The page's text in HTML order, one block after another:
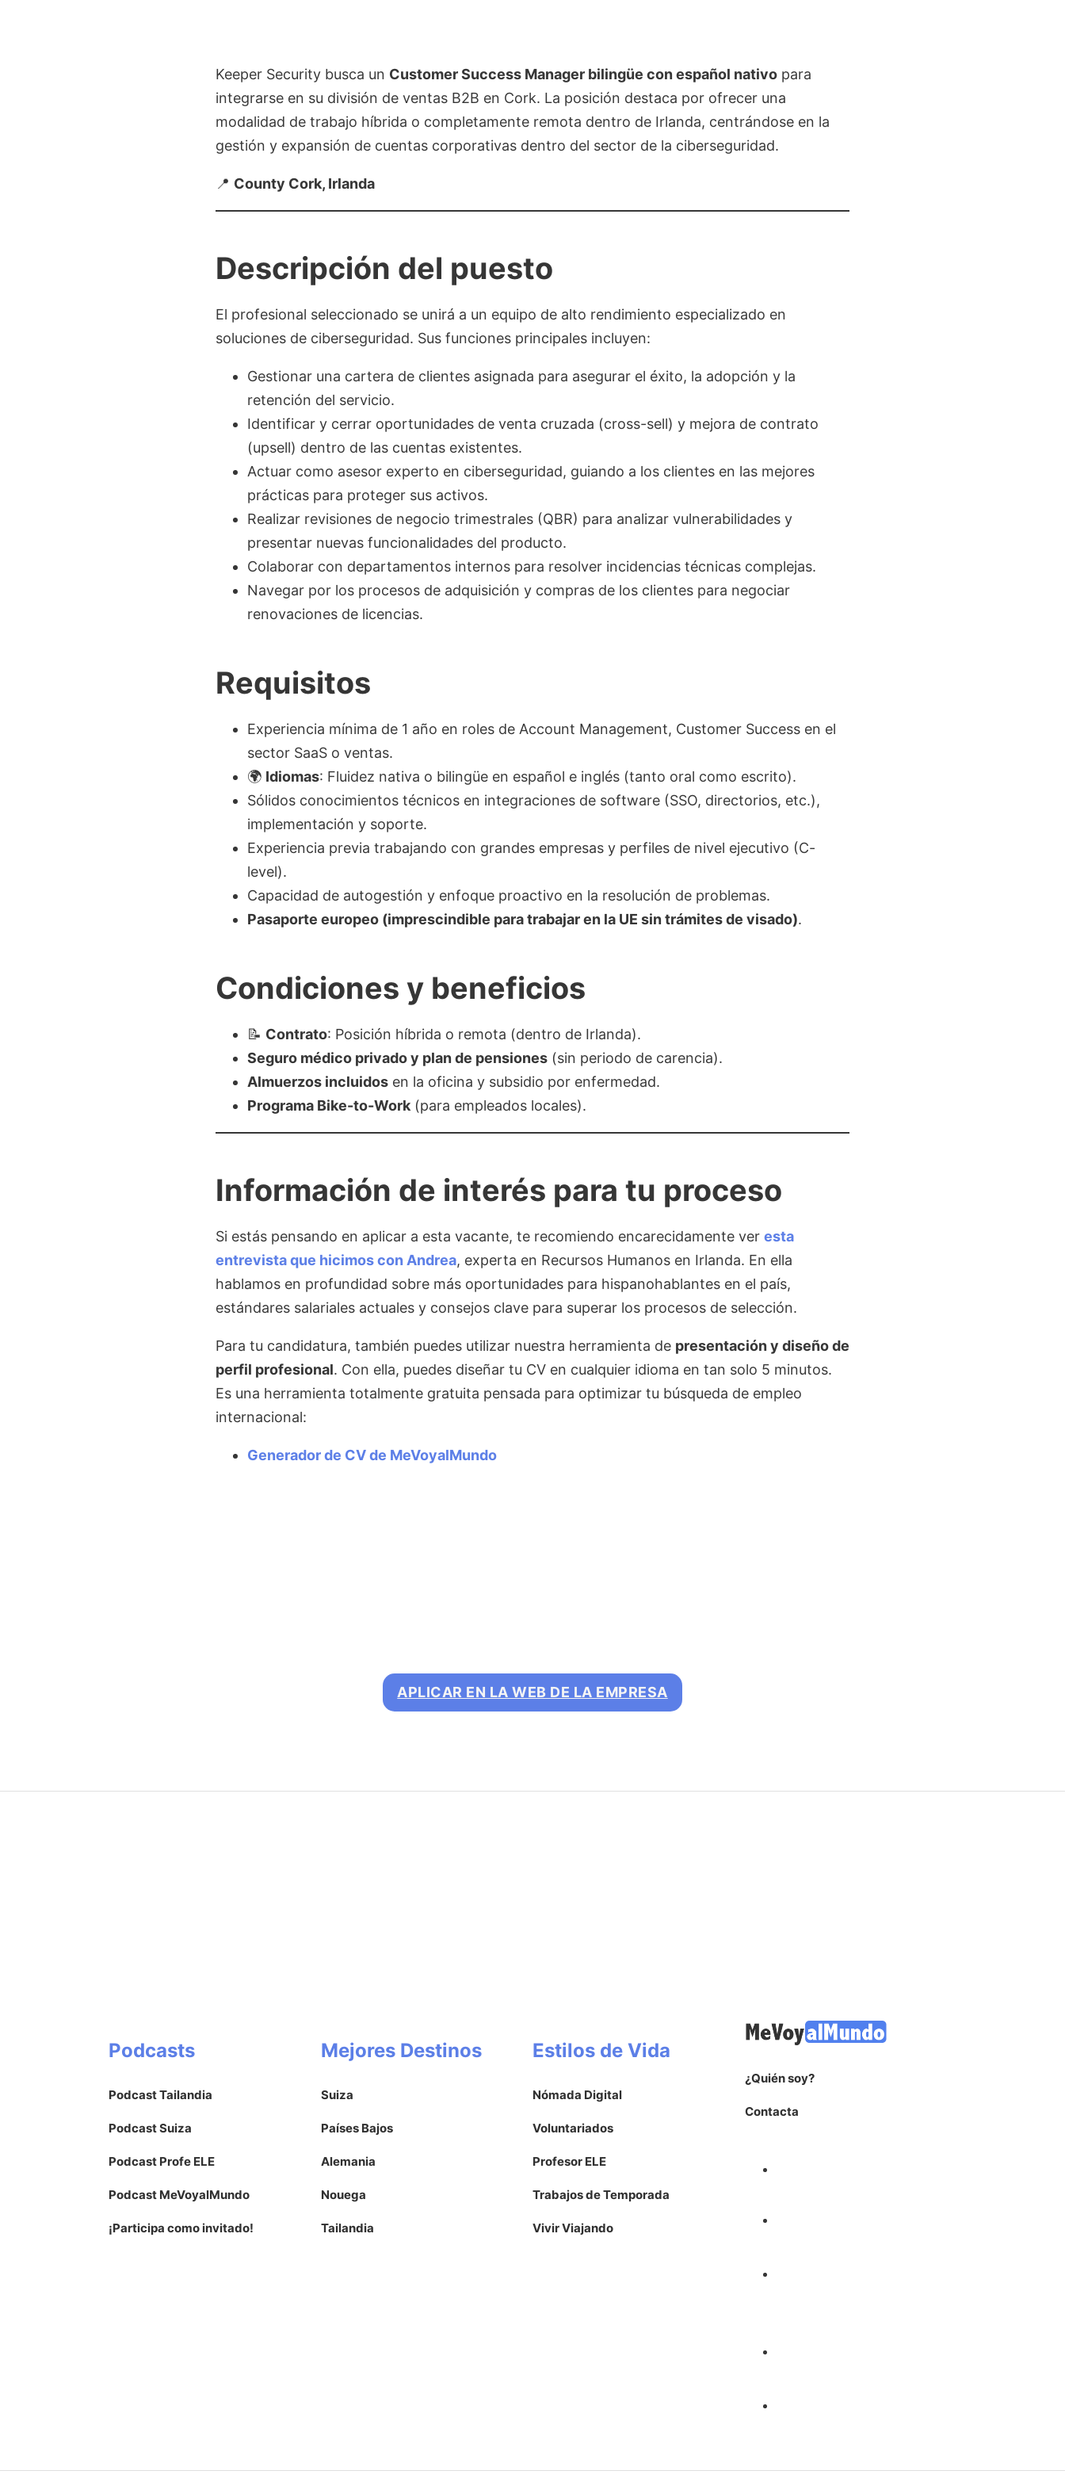
Keeper Security busca un Customer Success Manager bilingüe con español nativo para
integrarse en su división de ventas B2B en Cork. La posición destaca por ofrecer una
modalidad de trabajo híbrida o completamente remota dentro de Irlanda, centrándose en la
gestión y expansión de cuentas corporativas dentro del sector de la ciberseguridad.
📍 County Cork, Irlanda
Descripción del puesto
El profesional seleccionado se unirá a un equipo de alto rendimiento especializado en
soluciones de ciberseguridad. Sus funciones principales incluyen:
Gestionar una cartera de clientes asignada para asegurar el éxito, la adopción y la
retención del servicio.
Identificar y cerrar oportunidades de venta cruzada (cross-sell) y mejora de contrato
(upsell) dentro de las cuentas existentes.
Actuar como asesor experto en ciberseguridad, guiando a los clientes en las mejores
prácticas para proteger sus activos.
Realizar revisiones de negocio trimestrales (QBR) para analizar vulnerabilidades y
presentar nuevas funcionalidades del producto.
Colaborar con departamentos internos para resolver incidencias técnicas complejas.
Navegar por los procesos de adquisición y compras de los clientes para negociar
renovaciones de licencias.
Requisitos
Experiencia mínima de 1 año en roles de Account Management, Customer Success en el
sector SaaS o ventas.
🌍 Idiomas: Fluidez nativa o bilingüe en español e inglés (tanto oral como escrito).
Sólidos conocimientos técnicos en integraciones de software (SSO, directorios, etc.),
implementación y soporte.
Experiencia previa trabajando con grandes empresas y perfiles de nivel ejecutivo (C-
level).
Capacidad de autogestión y enfoque proactivo en la resolución de problemas.
Pasaporte europeo (imprescindible para trabajar en la UE sin trámites de visado).
Condiciones y beneficios
📝 Contrato: Posición híbrida o remota (dentro de Irlanda).
Seguro médico privado y plan de pensiones (sin periodo de carencia).
Almuerzos incluidos en la oficina y subsidio por enfermedad.
Programa Bike-to-Work(para empleados locales).
Información de interés para tu proceso
Si estás pensando en aplicar a esta vacante, te recomiendo encarecidamente ver esta
entrevista que hicimos con Andrea, experta en Recursos Humanos en Irlanda. En ella
hablamos en profundidad sobre más oportunidades para hispanohablantes en el país,
estándares salariales actuales y consejos clave para superar los procesos de selección.
Para tu candidatura, también puedes utilizar nuestra herramienta de presentación y diseño de
perfil profesional. Con ella, puedes diseñar tu CV en cualquier idioma en tan solo 5 minutos.
Es una herramienta totalmente gratuita pensada para optimizar tu búsqueda de empleo
internacional:
Generador de CV de MeVoyalMundo
APLICAR EN LA WEB DE LA EMPRESA
Podcasts
Podcast Tailandia
Podcast Suiza
Podcast Profe ELE
Podcast MeVoyalMundo
¡Participa como invitado!
Mejores Destinos
Suiza
Países Bajos
Alemania
Nouega
Tailandia
Estilos de Vida
Nómada Digital
Voluntariados
Profesor ELE
Trabajos de Temporada
Vivir Viajando
¿Quién soy?
Contacta